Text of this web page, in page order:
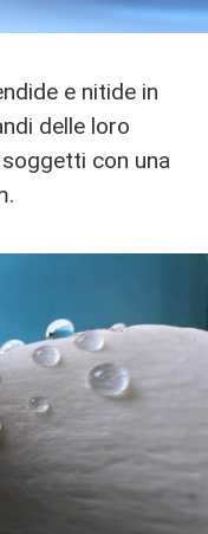
e nitide in
delle loro
con una